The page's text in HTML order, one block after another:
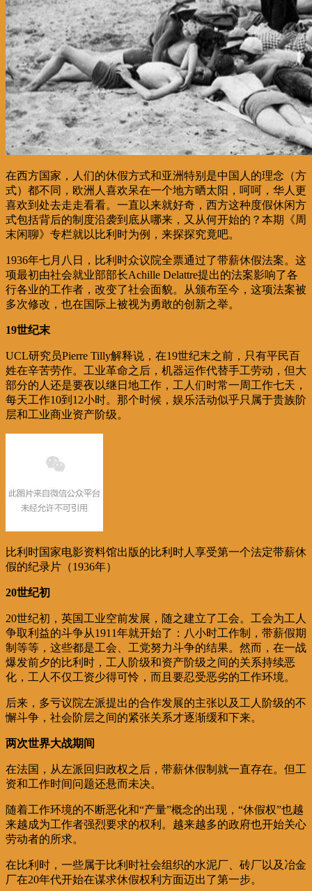
在西方国家，人们的休假方式和亚洲特别是中国人的理念（方
式）都不同，欧洲人喜欢呆在一个地方晒太阳，呵呵，华人更
喜欢到处去走走看看。一直以来就好奇，西方这种度假休闲方
式包括背后的制度沿袭到底从哪来，又从何开始的？本期《周
末闲聊》专栏就以比利时为例，来探探究竟吧。
1936年七月八日，比利时众议院全票通过了带薪休假法案。这
项最初由社会就业部部长Achille Delattre提出的法案影响了各
行各业的工作者，改变了社会面貌。从颁布至今，这项法案被
多次修改，也在国际上被视为勇敢的创新之举。
19世纪末
UCL研究员Pierre Tilly解释说，在19世纪末之前，只有平民百
姓在辛苦劳作。工业革命之后，机器运作代替手工劳动，但大
部分的人还是要夜以继日地工作，工人们时常一周工作七天，
每天工作10到12小时。那个时候，娱乐活动似乎只属于贵族阶
层和工业商业资产阶级。
比利时国家电影资料馆出版的比利时人享受第一个法定带薪休
假的纪录片（1936年）
20世纪初
20世纪初，英国工业空前发展，随之建立了工会。工会为工人
争取利益的斗争从1911年就开始了：八小时工作制，带薪假期
制等等，这些都是工会、工党努力斗争的结果。然而，在一战
爆发前夕的比利时，工人阶级和资产阶级之间的关系持续恶
化，工人不仅工资少得可怜，而且要忍受恶劣的工作环境。
后来，多亏议院左派提出的合作发展的主张以及工人阶级的不
懈斗争，社会阶层之间的紧张关系才逐渐缓和下来。
两次世界大战期间
在法国，从左派回归政权之后，带薪休假制就一直存在。但工
资和工作时间问题还悬而未决。
随着工作环境的不断恶化和“产量”概念的出现，“休假权”也越
来越成为工作者强烈要求的权利。越来越多的政府也开始关心
劳动者的所求。
在比利时，一些属于比利时社会组织的水泥厂、砖厂以及冶金
厂在20年代开始在谋求休假权利方面迈出了第一步。